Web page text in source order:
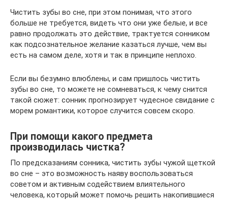
Чистить зубы во сне, при этом понимая, что этого
больше не требуется, видеть что они уже белые, и все
равно продолжать это действие, трактуется сонником
как подсознательное желание казаться лучше, чем вы
есть на самом деле, хотя и так в принципе неплохо.
Если вы безумно влюблены, и сам пришлось чистить
зубы во сне, то можете не сомневаться, к чему снится
такой сюжет: сонник прогнозирует чудесное свидание с
морем романтики, которое случится совсем скоро.
При помощи какого предмета
производилась чистка?
По предсказаниям сонника, чистить зубы чужой щеткой
во сне – это возможность наяву воспользоваться
советом и активным содействием влиятельного
человека, который может помочь решить накопившиеся